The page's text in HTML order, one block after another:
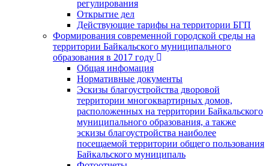
регулирования
Открытие дел
Действующие тарифы на территории БГП
Формирования современной городской среды на
территории Байкальского муниципального
образования в 2017 году
Общая инфомация
Нормативные документы
Эскизы благоустройства дворовой
территории многоквартирных домов,
расположенных на территории Байкальского
муниципального образования, а также
эскизы благоустройства наиболее
посещаемой территории общего пользования
Байкальского муниципаль